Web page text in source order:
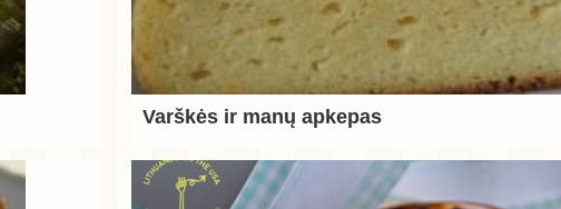
Varškės ir manų apkepas